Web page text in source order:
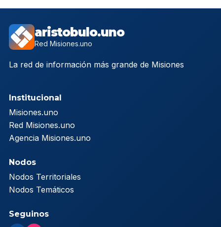
aristobulo.uno
Red Misiones.uno
La red de información más grande de Misiones
Institucional
Misiones.uno
Red Misiones.uno
Agencia Misiones.uno
Nodos
Nodos Territoriales
Nodos Temáticos
Seguinos